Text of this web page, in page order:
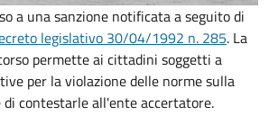
a una sanzione notificata a seguito di
legislativo 30/04/1992 n. 285. La
permette ai cittadini soggetti a
per la violazione delle norme sulla
contestarle all'ente accertatore.